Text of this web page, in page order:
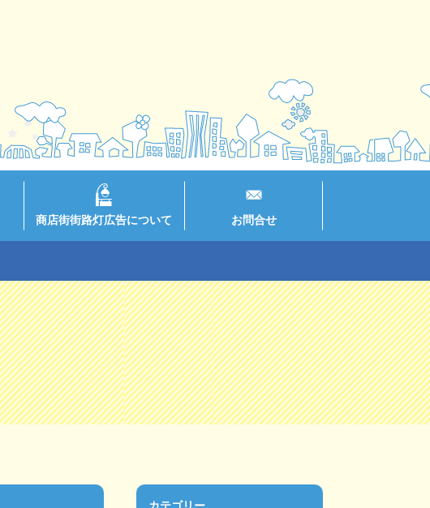
商店街街路灯広告について お問合せ